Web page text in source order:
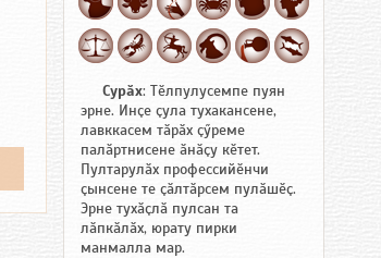
Сурӑх: Тӗлпулусемпе пуян
эрне. Инҫе ҫула тухакансене,
лавккасем тӑрӑх ҫӳреме
палӑртнисене ӑнӑҫу кӗтет.
Пултарулӑх профессийӗнчи
ҫынсене те ҫӑлтӑрсем пулӑшӗҫ.
Эрне тухӑҫлӑ пулсан та
лӑпкӑлӑх, юрату пирки
манмалла мар.